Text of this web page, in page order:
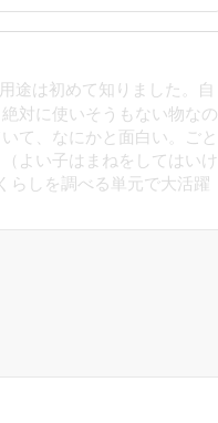
途は初めて知りました。自
対に使いそうもない物なの
て、なにかと面白い。ごと
よい子はまねをしてはいけ
らしを調べる単元で大活躍